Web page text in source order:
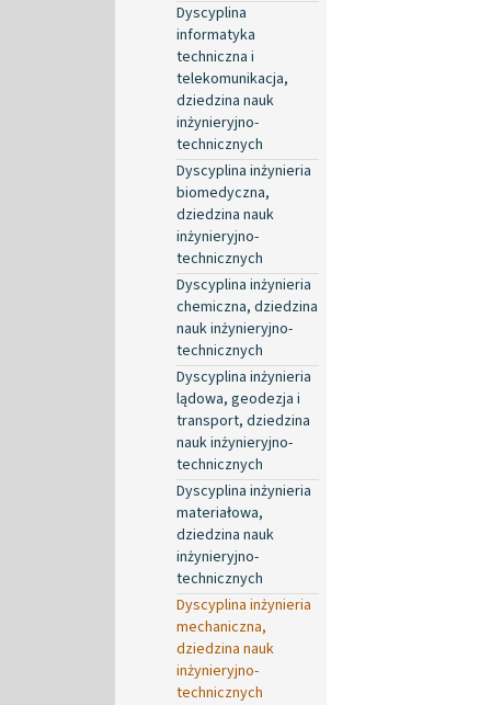
Dyscyplina
informatyka
techniczna i
telekomunikacja,
dziedzina nauk
inżynieryjno-
technicznych
Dyscyplina inżynieria
biomedyczna,
dziedzina nauk
inżynieryjno-
technicznych
Dyscyplina inżynieria
chemiczna, dziedzina
nauk inżynieryjno-
technicznych
Dyscyplina inżynieria
lądowa, geodezja i
transport, dziedzina
nauk inżynieryjno-
technicznych
Dyscyplina inżynieria
materiałowa,
dziedzina nauk
inżynieryjno-
technicznych
Dyscyplina inżynieria
mechaniczna,
dziedzina nauk
inżynieryjno-
technicznych